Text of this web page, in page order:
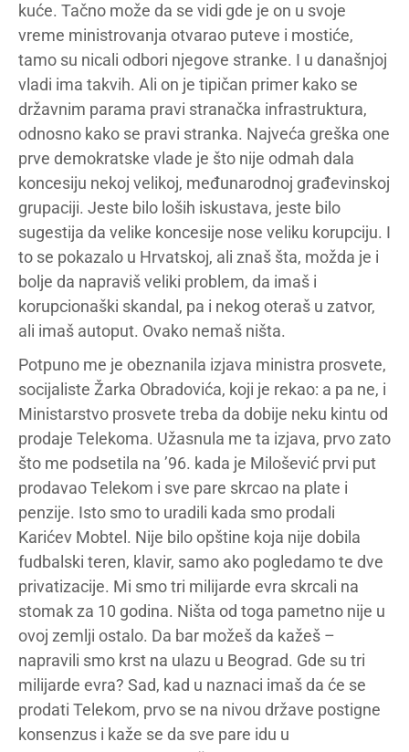
kuće. Tačno može da se vidi gde je on u svoje
vreme ministrovanja otvarao puteve i mostiće,
tamo su nicali odbori njegove stranke. I u današnjoj
vladi ima takvih. Ali on je tipičan primer kako se
državnim parama pravi stranačka infrastruktura,
odnosno kako se pravi stranka. Najveća greška one
prve demokratske vlade je što nije odmah dala
koncesiju nekoj velikoj, međunarodnoj građevinskoj
grupaciji. Jeste bilo loših iskustava, jeste bilo
sugestija da velike koncesije nose veliku korupciju. I
to se pokazalo u Hrvatskoj, ali znaš šta, možda je i
bolje da napraviš veliki problem, da imaš i
korupcionaški skandal, pa i nekog oteraš u zatvor,
ali imaš autoput. Ovako nemaš ništa.
Potpuno me je obeznanila izjava ministra prosvete,
socijaliste Žarka Obradovića, koji je rekao: a pa ne, i
Ministarstvo prosvete treba da dobije neku kintu od
prodaje Telekoma. Užasnula me ta izjava, prvo zato
što me podsetila na ’96. kada je Milošević prvi put
prodavao Telekom i sve pare skrcao na plate i
penzije. Isto smo to uradili kada smo prodali
Karićev Mobtel. Nije bilo opštine koja nije dobila
fudbalski teren, klavir, samo ako pogledamo te dve
privatizacije. Mi smo tri milijarde evra skrcali na
stomak za 10 godina. Ništa od toga pametno nije u
ovoj zemlji ostalo. Da bar možeš da kažeš –
napravili smo krst na ulazu u Beograd. Gde su tri
milijarde evra? Sad, kad u naznaci imaš da će se
prodati Telekom, prvo se na nivou države postigne
konsenzus i kaže se da sve pare idu u